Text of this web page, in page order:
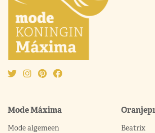
Mode Máxima
Mode algemeen
Beatrix